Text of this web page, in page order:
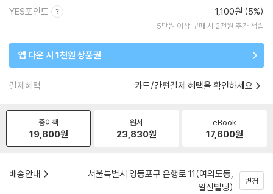
YES포인트 1,100원 (5%)
5만원 이상 구매 시 2천원 추가 적립
앱 다운 시 1천원 상품권
결제혜택 카드/간편결제 혜택을 확인하세요
종이책
19,800원
원서
23,830원
eBook
17,600원
배송안내
서울특별시 영등포구 은행로 11(여의도동,
일신빌딩)
변경